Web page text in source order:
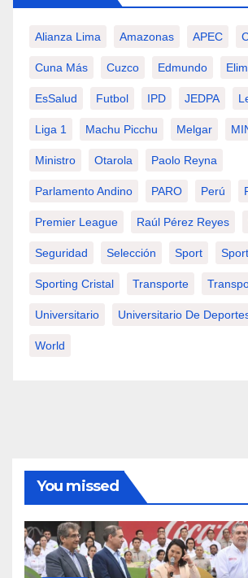
Alianza Lima Amazonas APEC
Cuna Más Cuzco Edmundo
EsSalud Futbol IPD JEDPA
Liga 1 Machu Picchu Melgar
Ministro Otarola Paolo Reyna
Parlamento Andino PARO Perú
Premier League Raúl Pérez Reyes
Seguridad Selección Sport
Sporting Cristal Transporte
Universitario Universitario De
World
You missed